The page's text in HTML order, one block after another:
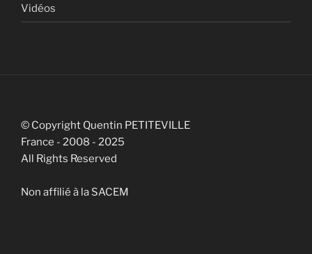
Vidéos
© Copyright Quentin PETITEVILLE
France - 2008 - 2025
All Rights Reserved
Non affilié à la SACEM